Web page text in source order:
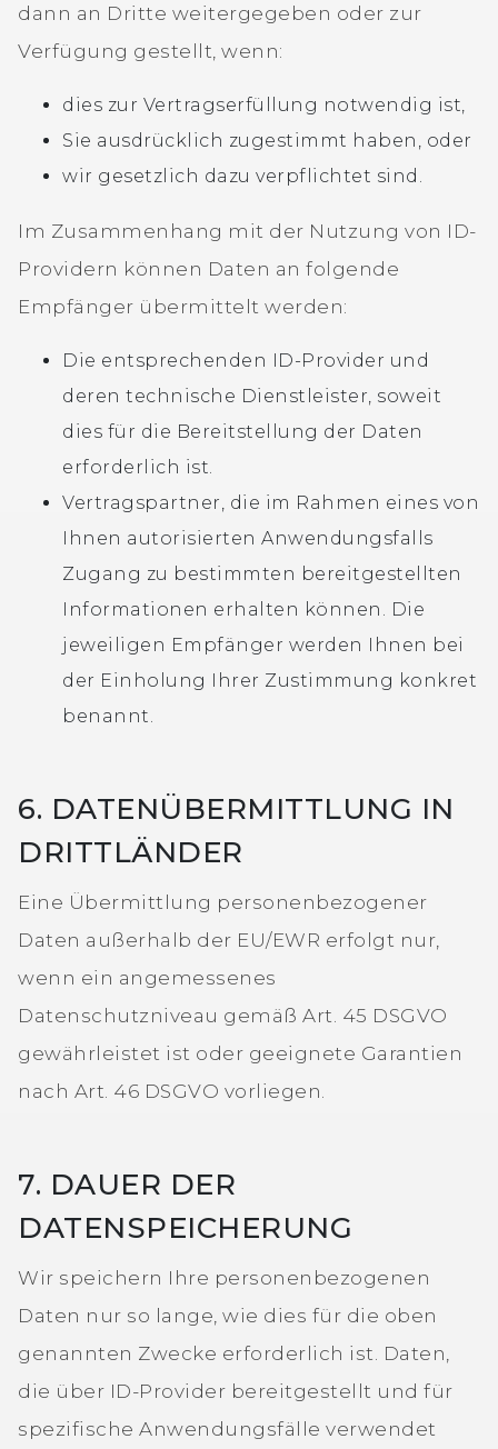
dann an Dritte weitergegeben oder zur
Verfügung gestellt, wenn:
dies zur Vertragserfüllung notwendig ist,
Sie ausdrücklich zugestimmt haben, oder
wir gesetzlich dazu verpflichtet sind.
Im Zusammenhang mit der Nutzung von ID-
Providern können Daten an folgende
Empfänger übermittelt werden:
Die entsprechenden ID-Provider und
deren technische Dienstleister, soweit
dies für die Bereitstellung der Daten
erforderlich ist.
Vertragspartner, die im Rahmen eines von
Ihnen autorisierten Anwendungsfalls
Zugang zu bestimmten bereitgestellten
Informationen erhalten können. Die
jeweiligen Empfänger werden Ihnen bei
der Einholung Ihrer Zustimmung konkret
benannt.
6. DATENÜBERMITTLUNG IN
DRITTLÄNDER
Eine Übermittlung personenbezogener
Daten außerhalb der EU/EWR erfolgt nur,
wenn ein angemessenes
Datenschutzniveau gemäß Art. 45 DSGVO
gewährleistet ist oder geeignete Garantien
nach Art. 46 DSGVO vorliegen.
7. DAUER DER
DATENSPEICHERUNG
Wir speichern Ihre personenbezogenen
Daten nur so lange, wie dies für die oben
genannten Zwecke erforderlich ist. Daten,
die über ID-Provider bereitgestellt und für
spezifische Anwendungsfälle verwendet